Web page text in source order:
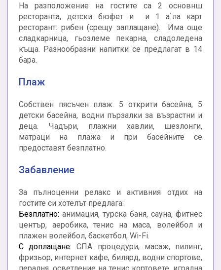
На разположение на гостите са 2 основнш
ресторанта, детски бюфет и и 1 а`ла карт
ресторант: рибен (срещу заплащане). Има още
сладкарница, гьозлеме пекарна, сладоледена
къща. Разнообразни напитки се предлагат в 14
бара.
Плаж
Собствен пясъчен плаж. 5 открити басейна, 5
детски басейна, водни пързалки за възрастни и
деца. Чадъри, плажни хавлии, шезлонги,
матраци на плажа и при басейните се
предоставят безплатно.
Забавление
За пълноценни релакс и активния отдих на
гостите си хотелът предлага:
Безплатно: анимация, турска баня, сауна, фитнес
център, аеробика, тенис на маса, волейбол и
плажен волейбол, баскетбол, Wi-Fi.
С доплащане: СПА процедури, масаж, пилинг,
фризьор, интернет кафе, билярд, водни спортове,